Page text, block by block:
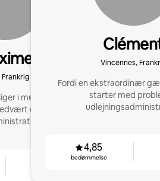
Frankrig
i mere end ti år.
og medstifter af
Vincennes,
Fordi en ekstraordinær
starter med
4,85
bedømmelse